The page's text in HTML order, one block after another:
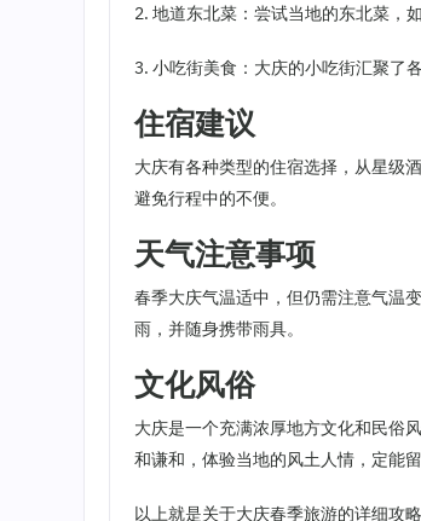
2. 地道东北菜：尝试当地的东北菜，
3. 小吃街美食：大庆的小吃街汇聚了
住宿建议
大庆有各种类型的住宿选择，从星级
避免行程中的不便。
天气注意事项
春季大庆气温适中，但仍需注意气温
雨，并随身携带雨具。
文化风俗
大庆是一个充满浓厚地方文化和民俗
和谦和，体验当地的风土人情，定能留
以上就是关于大庆春季旅游的详细攻